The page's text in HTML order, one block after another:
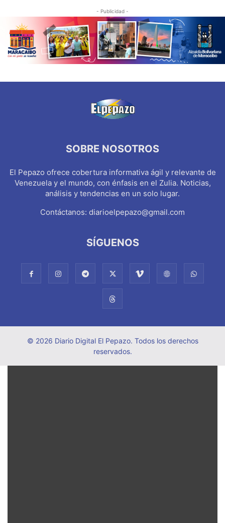
- Publicidad -
SOBRE NOSOTROS
El Pepazo ofrece cobertura informativa ágil y relevante de
Venezuela y el mundo, con énfasis en el Zulia. Noticias,
análisis y tendencias en un solo lugar.
Contáctanos: diarioelpepazo@gmail.com
SÍGUENOS
© 2026 Diario Digital El Pepazo. Todos los derechos
reservados.